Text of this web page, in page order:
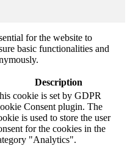
for the website to
basic functionalities and
Description
cookie is set by GDPR
Consent plugin. The
is used to store the user
for the cookies in the
"Analytics".